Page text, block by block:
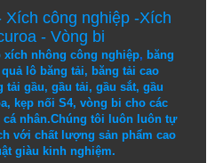
Xích công nghiệp-Xích
- Vòng bi
xích nhông công nghiệp, băng
quả lô băng tải, băng tải cao
tải gầu, gầu tải, gầu sắt, gầu
kẹp nối S4, vòng bi cho các
cá nhân.Chúng tôi luôn luôn tự
với chất lượng sảnphẩm cao
giàu kinh nghiệm.